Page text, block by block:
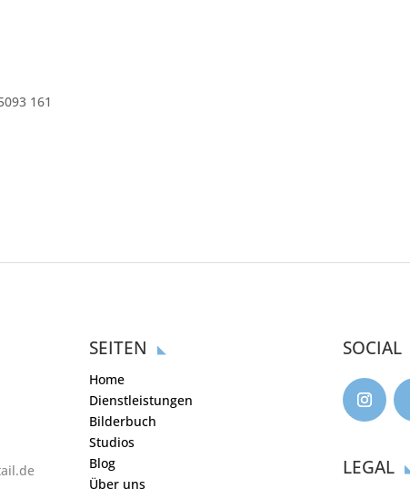
161
SEITEN
Home
Dienstleistungen
Bilderbuch
Studios
Blog
Über uns
SOCIAL
LEGAL